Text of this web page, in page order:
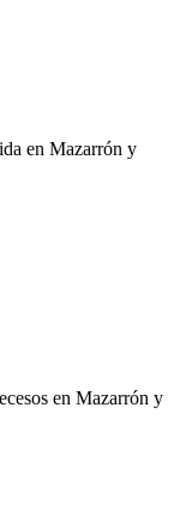
en Mazarrón y
en Mazarrón y